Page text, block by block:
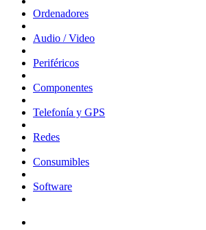
Ordenadores
Audio / Video
Periféricos
Componentes
Telefonía y GPS
Redes
Consumibles
Software